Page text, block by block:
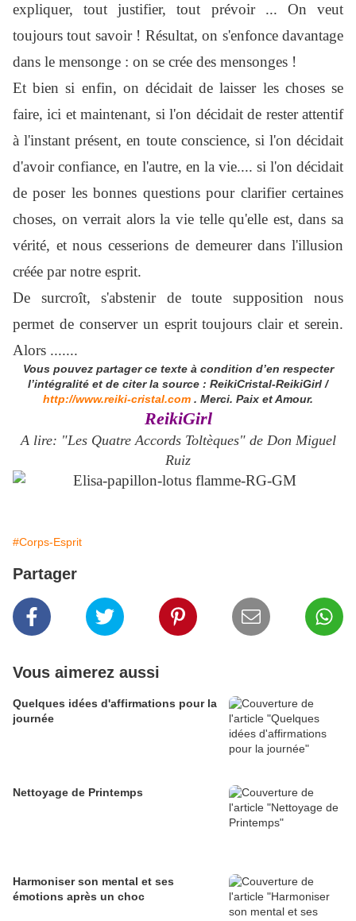
expliquer, tout justifier, tout prévoir ... On veut
toujours tout savoir ! Résultat, on s'enfonce davantage
dans le mensonge : on se crée des mensonges !
Et bien si enfin, on décidait de laisser les choses se
faire, ici et maintenant, si l'on décidait de rester attentif
à l'instant présent, en toute conscience, si l'on décidait
d'avoir confiance, en l'autre, en la vie.... si l'on décidait
de poser les bonnes questions pour clarifier certaines
choses, on verrait alors la vie telle qu'elle est, dans sa
vérité, et nous cesserions de demeurer dans l'illusion
créée par notre esprit.
De surcroît, s'abstenir de toute supposition nous
permet de conserver un esprit toujours clair et serein.
Alors .......
Vous pouvez partager ce texte à condition d’en respecter
l’intégralité et de citer la source : ReikiCristal-ReikiGirl /
http://www.reiki-cristal.com . Merci. Paix et Amour.
ReikiGirl
A lire: "Les Quatre Accords Toltèques" de Don Miguel
Ruiz
#Corps-Esprit
Partager
Vous aimerez aussi
Quelques idées d'affirmations pour la
journée
Nettoyage de Printemps
Harmoniser son mental et ses
émotions après un choc